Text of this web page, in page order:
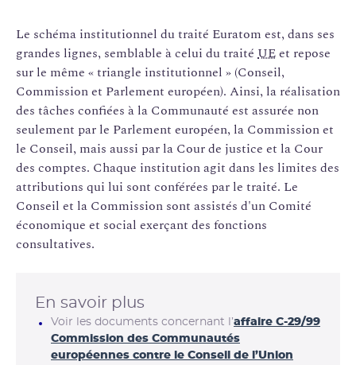
Le schéma institutionnel du traité Euratom est, dans ses
grandes lignes, semblable à celui du traité UEet repose
sur le même « triangle institutionnel » (Conseil,
Commission et Parlement européen). Ainsi, la réalisation
des tâches confiées à la Communauté est assurée non
seulement par le Parlement européen, la Commission et
le Conseil, mais aussi par la Cour de justice et la Cour
des comptes. Chaque institution agit dans les limites des
attributions qui lui sont conférées par le traité. Le
Conseil et la Commission sont assistés d'un Comité
économique et social exerçant des fonctions
consultatives.
En savoir plus
Voir les documents concernant l’affaire C-29/99
Commission des Communautés
européennes contre le Conseil de l’Union